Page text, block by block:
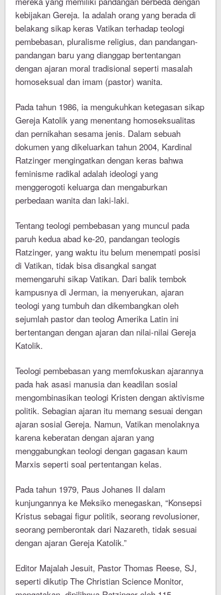
kebijakan Gereja. Ia adalah orang yang berada di
belakang sikap keras Vatikan terhadap teologi
pembebasan, pluralisme religius, dan pandangan-
pandangan baru yang dianggap bertentangan
dengan ajaran moral tradisional seperti masalah
homoseksual dan imam (pastor) wanita.
Pada tahun 1986, ia mengukuhkan ketegasan sikap
Gereja Katolik yang menentang homoseksualitas
dan pernikahan sesama jenis. Dalam sebuah
dokumen yang dikeluarkan tahun 2004, Kardinal
Ratzinger mengingatkan dengan keras bahwa
feminisme radikal adalah ideologi yang
menggerogoti keluarga dan mengaburkan
perbedaan wanita dan laki-laki.
Tentang teologi pembebasan yang muncul pada
paruh kedua abad ke-20, pandangan teologis
Ratzinger, yang waktu itu belum menempati posisi
di Vatikan, tidak bisa disangkal sangat
memengaruhi sikap Vatikan. Dari balik tembok
kampusnya di Jerman, ia menyerukan, ajaran
teologi yang tumbuh dan dikembangkan oleh
sejumlah pastor dan teolog Amerika Latin ini
bertentangan dengan ajaran dan nilai-nilai Gereja
Katolik.
Teologi pembebasan yang memfokuskan ajarannya
pada hak asasi manusia dan keadilan sosial
mengombinasikan teologi Kristen dengan aktivisme
politik. Sebagian ajaran itu memang sesuai dengan
ajaran sosial Gereja. Namun, Vatikan menolaknya
karena keberatan dengan ajaran yang
menggabungkan teologi dengan gagasan kaum
Marxis seperti soal pertentangan kelas.
Pada tahun 1979, Paus Johanes II dalam
kunjungannya ke Meksiko menegaskan, “Konsepsi
Kristus sebagai figur politik, seorang revolusioner,
seorang pemberontak dari Nazareth, tidak sesuai
dengan ajaran Gereja Katolik.”
Editor Majalah Jesuit, Pastor Thomas Reese, SJ,
seperti dikutip The Christian Science Monitor,